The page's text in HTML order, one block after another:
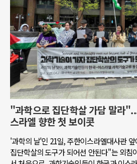
"과학으로 집단학살 가담 말라
스라엘 향한 첫 보이콧
'과학의 날'인 21일, 주한이스라엘대사관
집단학살의 도구가 되어선 안된다"는 외침